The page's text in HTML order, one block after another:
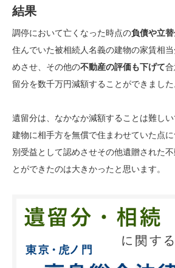
結果
調停において亡くなった時点の負債や立
住んでいた被相続人名義の建物の家賃相当
めさせ、 その他の不動産の評価も下げて合
留分を数千万円減額することができました
遺留分は、なかなか減額することは難し
建物に相手方を無償で住まわせていた点
別受益として認めさせその他遺贈された
とができたのは大きかったと思います。